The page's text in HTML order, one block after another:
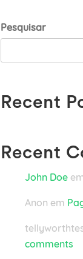
Pesquisar
Recent
Recent
John Doe
Anon em
comments